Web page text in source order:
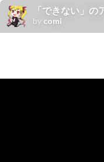
「できない」
by comi